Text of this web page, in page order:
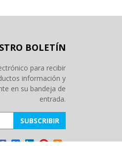
BOLETÍN
para recibir
información y
en su bandeja de
entrada.
SUBSCRIBIR